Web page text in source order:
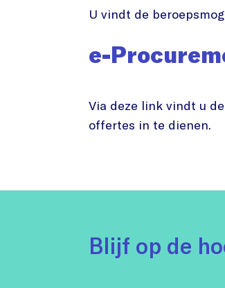
U vindt de
e-
Via deze link vindt u de
offertes in te dienen.
Blijf op de